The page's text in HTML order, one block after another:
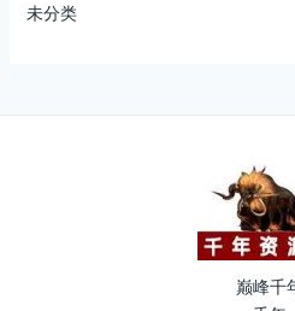
未分类
巅峰千